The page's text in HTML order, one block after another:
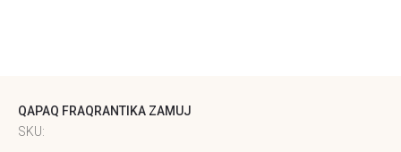
QAPAQ FRAQRANTIKA ZAMUJ
SKU: